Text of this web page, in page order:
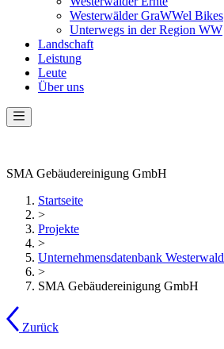
Westerwälder GraWWel Bikes
Unterwegs in der Region WW
Landschaft
Leistung
Leute
Über uns
SMA Gebäudereinigung GmbH
Startseite
>
Projekte
>
Unternehmensdatenbank Westerwald
>
SMA Gebäudereinigung GmbH
Zurück